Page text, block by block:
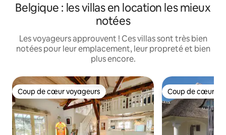
Belgique : les villas en location les mieux
notées
Les voyageurs approuvent ! Ces villas sont très bien
notées pour leur emplacement, leur propreté et bien
plus encore.
Coup de cœur voyageurs
Coup de cœur voyageurs Coup de cœur
Coup de cœur